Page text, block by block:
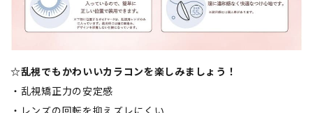
☆乱視でもかわいいカラコンを楽しみましょう！
・乱視矯正力の安定感